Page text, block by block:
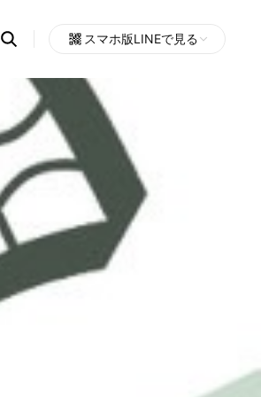
Search
OpenChats
messages
search
area
スマホ版LINEで見る